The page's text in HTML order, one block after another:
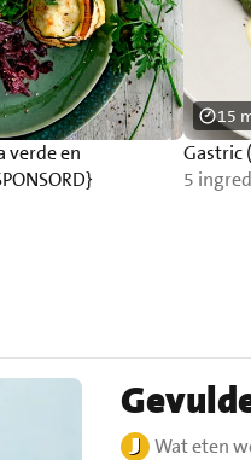
verde en
Gastric
5
15
Wat eten